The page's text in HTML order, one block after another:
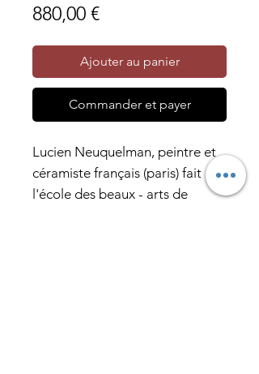
880,00 €Prix
Ajouter au panier
Commander et payer
Lucien Neuquelman, peintre et
céramiste français (paris) fait
l'école des beaux - arts de